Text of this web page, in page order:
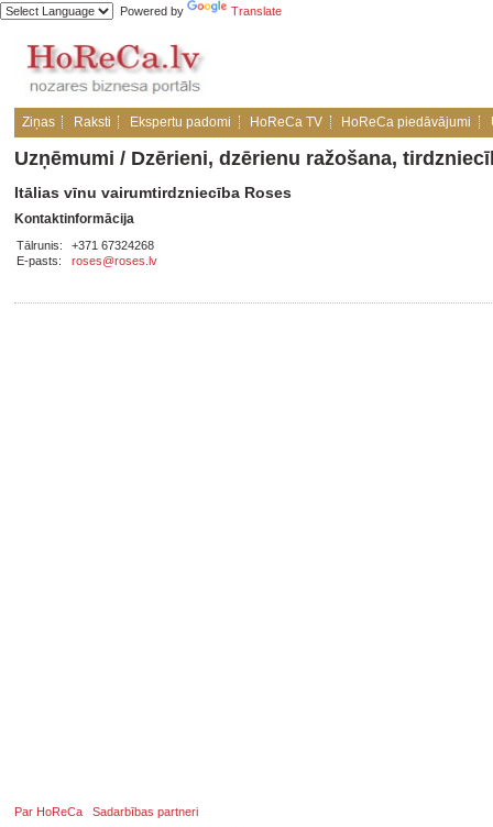
Powered by Translate
Ziņas Raksti Ekspertu padomi HoReCa TV HoReCa piedāvājumi
Uzņēmumi / Dzērieni, dzērienu ražošana,
Itālias vīnu vairumtirdzniecība Roses
Kontaktinformācija
Tālrunis:
+371 67324268
E-pasts:
roses@roses.lv
Par HoReCa
Sadarbības partneri